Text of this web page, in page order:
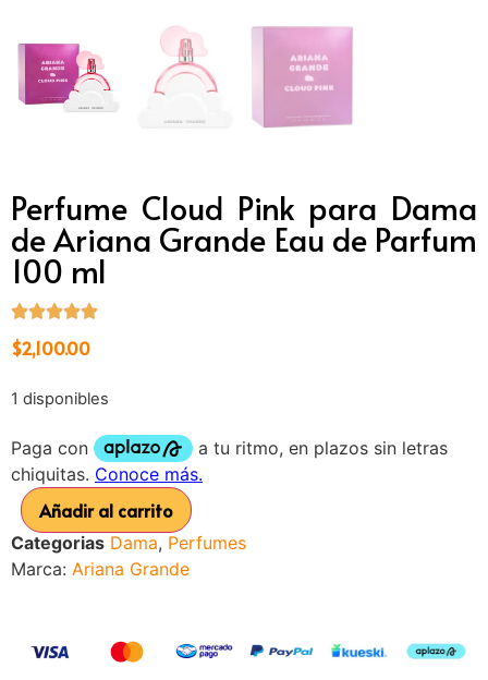
Perfume Cloud Pink para Dama
de Ariana Grande Eau de Parfum
100 ml
$2,100.00
1 disponibles
Añadir al carrito
Categorias Dama, Perfumes
Marca: Ariana Grande